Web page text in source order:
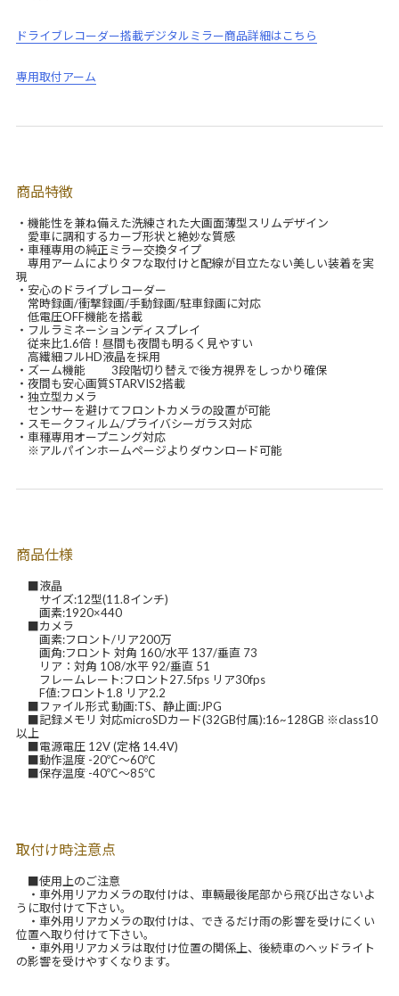
ドライブレコーダー搭載デジタルミラー商品詳細はこちら
専用取付アーム
商品特徴
・機能性を兼ね備えた洗練された大画面薄型スリムデザイン
愛車に調和するカーブ形状と絶妙な質感
・車種専用の純正ミラー交換タイプ
専用アームによりタフな取付けと配線が目立たない美しい装着を実
現
・安心のドライブレコーダー
常時録画/衝撃録画/手動録画/駐車録画に対応
低電圧OFF機能を搭載
・フルラミネーションディスプレイ
従来比1.6倍！昼間も夜間も明るく見やすい
高繊細フルHD液晶を採用
・ズーム機能 3段階切り替えで後方視界をしっかり確保
・夜間も安心画質STARVIS2搭載
・独立型カメラ
センサーを避けてフロントカメラの設置が可能
・スモークフィルム/プライバシーガラス対応
・車種専用オープニング対応
※アルパインホームページよりダウンロード可能
商品仕様
■液晶
サイズ:12型(11.8インチ)
画素:1920×440
■カメラ
画素:フロント/リア200万
画角:フロント 対角 160/水平 137/垂直 73
リア：対角 108/水平 92/垂直 51
フレームレート:フロント27.5fps リア30fps
F値:フロント1.8 リア2.2
■ファイル形式 動画:TS、静止画:JPG
■記録メモリ 対応microSDカード(32GB付属):16~128GB ※class10
以上
■電源電圧 12V (定格 14.4V)
■動作温度 -20℃～60℃
■保存温度 -40℃～85℃
取付け時注意点
■使用上のご注意
・車外用リアカメラの取付けは、車輛最後尾部から飛び出さないよ
うに取付けて下さい。
・車外用リアカメラの取付けは、できるだけ雨の影響を受けにくい
位置へ取り付けて下さい。
・車外用リアカメラは取付け位置の関係上、後続車のヘッドライト
の影響を受けやすくなります。